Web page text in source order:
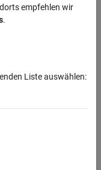
empfehlen wir
.
Liste auswählen: